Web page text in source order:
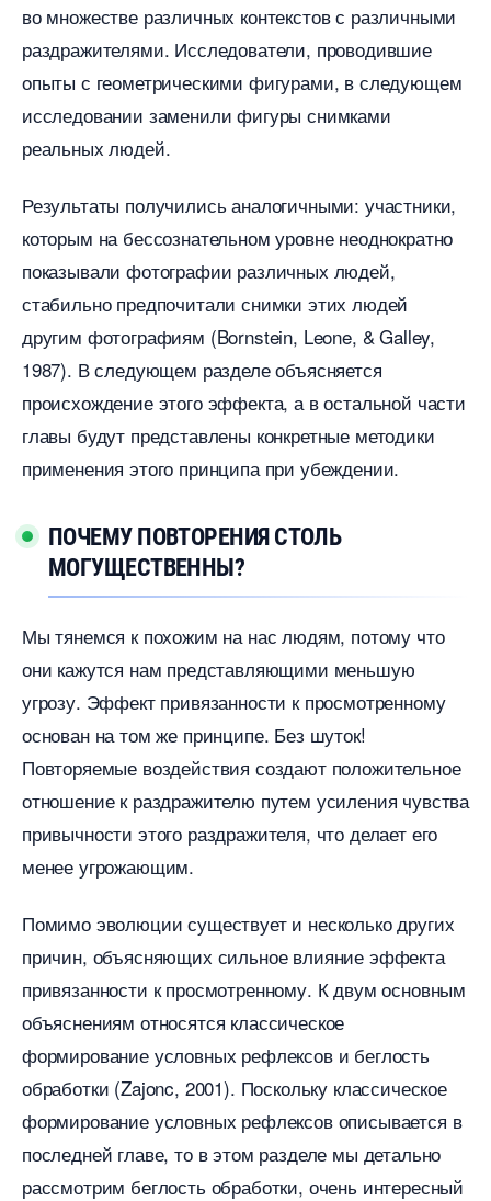
о множестве различных контекстов с различными
раздражителями. Исследователи, проводившие
опыты с геометрическими фигурами, в следующем
исследовании заменили фигуры снимками
реальных людей.
Результаты получились аналогичными: участники,
которым на бессознательном уровне неоднократно
показывали фотографии различных людей,
стабильно предпочитали снимки этих людей
другим фотографиям (Bornstein, Leone, & Galley,
1987). В следующем разделе объясняется
происхождение этого эффекта, а в остальной части
лавы будут представлены конкретные методики
применения этого принципа при убеждении.
ПОЧЕМУ ПОВТОРЕНИЯ СТОЛЬ
МОГУЩЕСТВЕННЫ?
Мы тянемся к похожим на нас людям, потому что
они кажутся нам представляющими меньшую
угрозу. Эффект привязанности к просмотренному
основан на том же принципе. Без шуток!
Повторяемые воздействия создают положительное
отношение к раздражителю путем усиления чувства
привычности этого раздражителя, что делает его
менее угрожающим.
Помимо эволюции существует и несколько других
причин, объясняющих сильное влияние эффекта
привязанности к просмотренному. К двум основным
объяснениям относятся классическое
формирование условных рефлексов и беглость
обработки (Zajonc, 2001). Поскольку классическое
формирование условных рефлексов описывается
последней главе, то в этом разделе мы детально
рассмотрим беглость обработки, очень интересный